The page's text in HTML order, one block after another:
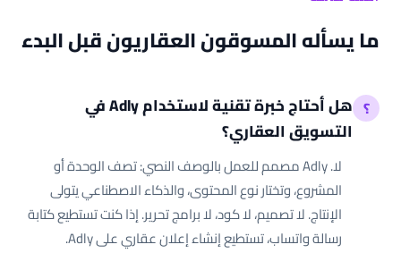
ما يسأله المسوقون العقاريون قبل البدء
هل أحتاج خبرة تقنية لاستخدام Adly في
التسويق العقاري؟
لا. Adly مصمم للعمل بالوصف النصي: تصف الوحدة أو
المشروع، وتختار نوع المحتوى، والذكاء الاصطناعي يتولى
الإنتاج. لا تصميم، لا كود، لا برامج تحرير. إذا كنت تستطيع كتابة
رسالة واتساب، تستطيع إنشاء إعلان عقاري على Adly.